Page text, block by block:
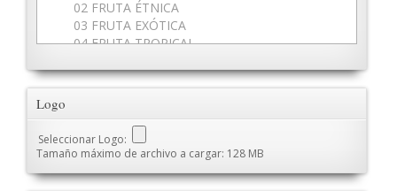
Logo
Seleccionar Logo:
Tamaño máximo de archivo a cargar: 128 MB